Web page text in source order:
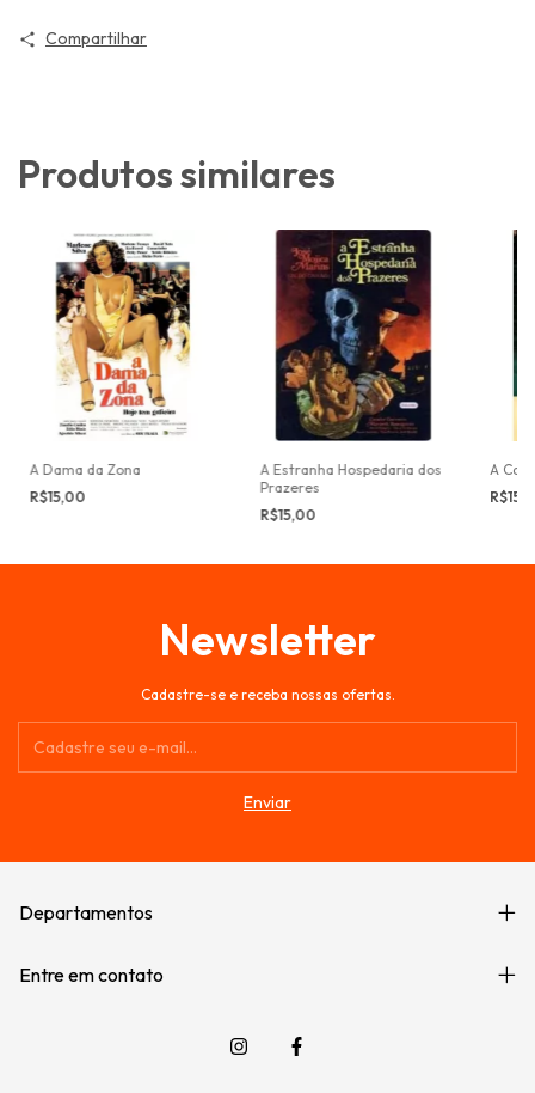
Compartilhar
Produtos similares
A Dama da Zona
R$15,00
A Estranha Hospedaria dos
Prazeres
R$15,00
A
Newsletter
Cadastre-se e receba nossas ofertas.
Departamentos
Entre em contato